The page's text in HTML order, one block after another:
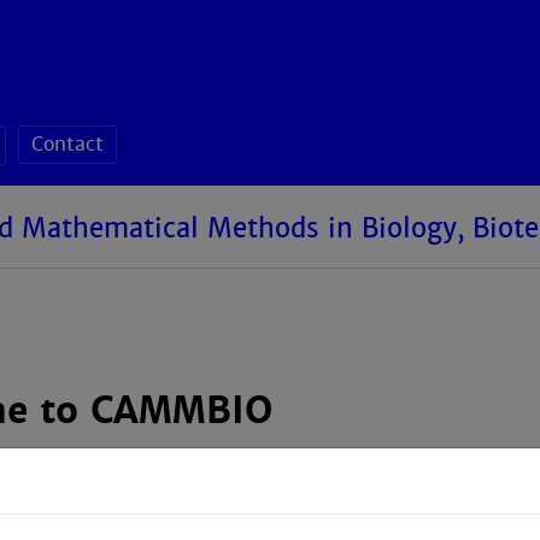
Contact
Mathematical Methods in Biology,
to CAMMBIO
Center for Algorithmic and Mathematical
initiative that brings together expertise from